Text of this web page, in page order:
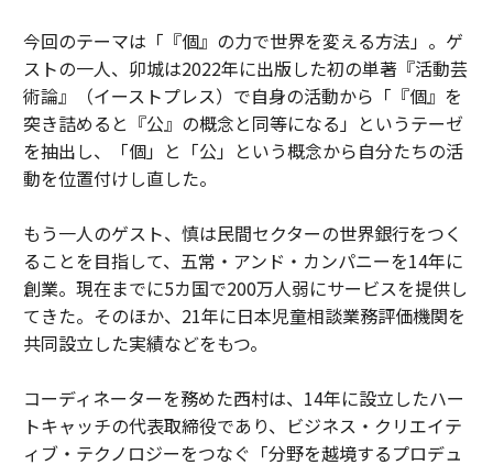
今回のテーマは「『個』の力で世界を変える方法」。ゲ
ストの一人、卯城は2022年に出版した初の単著『活動芸
術論』（イーストプレス）で自身の活動から「『個』を
突き詰めると『公』の概念と同等になる」というテーゼ
を抽出し、「個」と「公」という概念から自分たちの活
動を位置付けし直した。
もう一人のゲスト、慎は民間セクターの世界銀行をつく
ることを目指して、五常・アンド・カンパニーを14年に
創業。現在までに5カ国で200万人弱にサービスを提供し
てきた。そのほか、21年に日本児童相談業務評価機関を
共同設立した実績などをもつ。
コーディネーターを務めた西村は、14年に設立したハー
トキャッチの代表取締役であり、ビジネス・クリエイテ
ィブ・テクノロジーをつなぐ「分野を越境するプロデュ